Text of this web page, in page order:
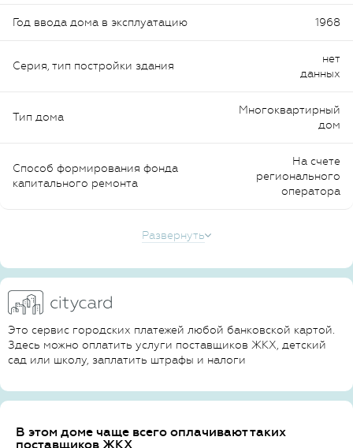
Год ввода дома в эксплуатацию 1968
Серия, тип постройки здания
нет
данных
Тип дома
Многоквартирный
дом
Способ формирования фонда
капитального ремонта
На счете
регионального
оператора
Развернуть
Это сервис городских платежей любой банковской картой.
Здесь можно оплатить услуги поставщиков ЖКХ, детский
сад или школу, заплатить штрафы и налоги
В этом доме чаще всего оплачивают таких
поставщиков ЖКХ